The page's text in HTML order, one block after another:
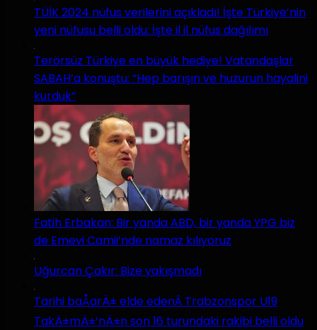
TÜİK 2024 nüfus verilerini açıkladı! İşte Türkiye’nin
yeni nüfusu belli oldu: İşte il il nüfus dağılımı
Terörsüz Türkiye en büyük hediye! Vatandaşlar
SABAH’a konuştu: “Hep barışın ve huzurun hayalini
kurduk”
Fatih Erbakan: Bir yanda ABD, bir yanda YPG biz
de Emevi Camii’nde namaz kılıyoruz
Uğurcan Çakır: Bize yakışmadı
Tarihi baÅarÄ± elde edenÂ Trabzonspor U19
TakÄ±mÄ±’nÄ±n son 16 turundaki rakibi belli oldu